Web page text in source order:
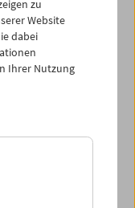
Welt" von
zu
Website
dabei
Ihrer Nutzung